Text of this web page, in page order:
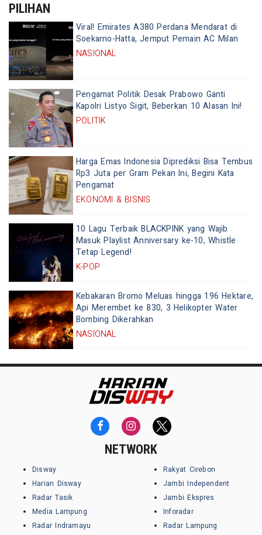
PILIHAN
Viral! Emirates A380 Perdana Mendarat di
Soekarno-Hatta, Jemput Pemain AC Milan
NASIONAL
Pengamat Politik Desak Prabowo Ganti
Kapolri Listyo Sigit, Beberkan 10 Alasan Ini!
POLITIK
Harga Emas Indonesia Diprediksi Bisa Tembus
Rp3 Juta per Gram Pekan Ini, Begini Kata
Pengamat
EKONOMI & BISNIS
10 Lagu Terbaik BLACKPINK yang Wajib
Masuk Playlist Anniversary ke-10, Whistle
Tetap Legend!
K-POP
Kebakaran Bromo Meluas hingga 196 Hektare,
Api Merembet ke B30, 3 Helikopter Water
Bombing Dikerahkan
NASIONAL
NETWORK
Disway
Harian Disway
Radar Tasik
Media Lampung
Radar Indramayu
Rakyat Cirebon
Jambi Independent
Jambi Ekspres
Inforadar
Radar Lampung